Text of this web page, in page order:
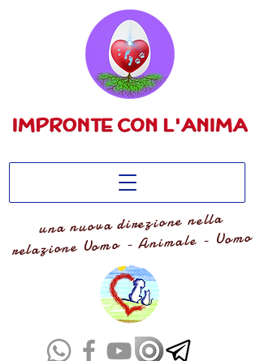
una nuova direzione nella
relazione Uomo - Animale - Uomo